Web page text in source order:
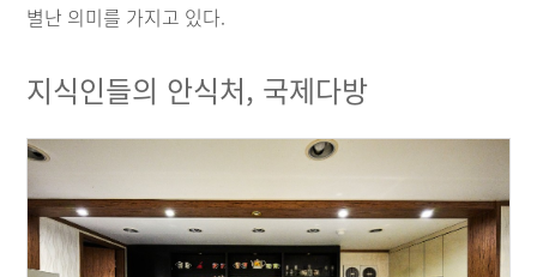
별난 의미를 가지고 있다.
지식인들의 안식처, 국제다방